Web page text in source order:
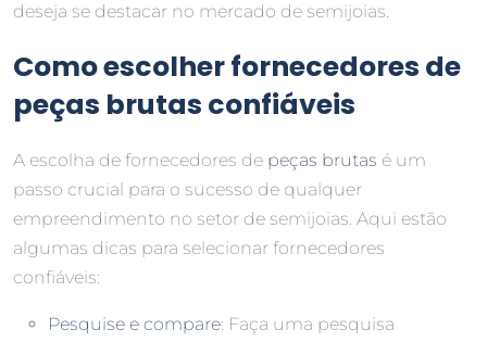
deseja se destacar no mercado de semijoias.
Como escolher fornecedores de
peças brutas confiáveis
A escolha de fornecedores de peças brutas é um
passo crucial para o sucesso de qualquer
empreendimento no setor de semijoias. Aqui estão
algumas dicas para selecionar fornecedores
confiáveis:
Pesquise e compare: Faça uma pesquisa